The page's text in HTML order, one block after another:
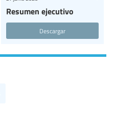
Resumen ejecutivo
Descargar